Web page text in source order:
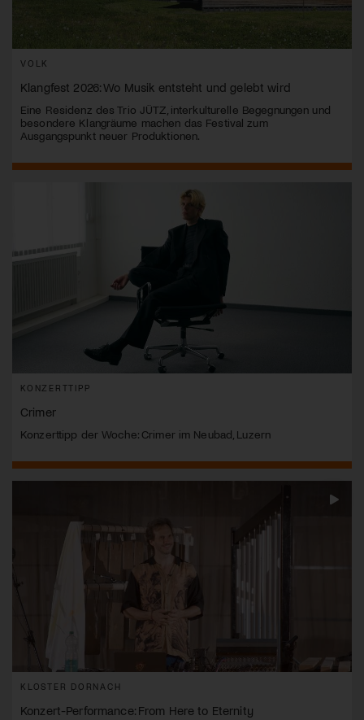
VOLK
Klangfest 2026: Wo Musik entsteht und gelebt wird
Eine Residenz des Trio JÜTZ, interkulturelle Begegnungen und
besondere Klangräume machen das Festival zum
Ausgangspunkt neuer Produktionen.
KONZERTTIPP
Crimer
Konzerttipp der Woche: Crimer im Neubad, Luzern
KLOSTER DORNACH
Konzert-Performance: From Here to Eternity